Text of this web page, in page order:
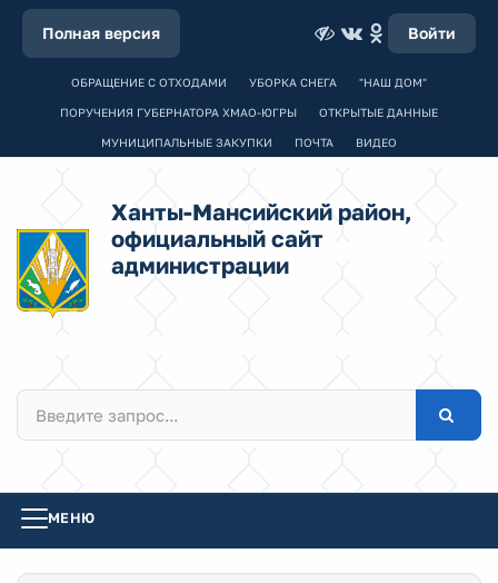
Полная версия Войти
ОБРАЩЕНИЕ С ОТХОДАМИ УБОРКА СНЕГА "НАШ ДОМ"
ПОРУЧЕНИЯ ГУБЕРНАТОРА ХМАО-ЮГРЫ ОТКРЫТЫЕ ДАННЫЕ
МУНИЦИПАЛЬНЫЕ ЗАКУПКИ ПОЧТА ВИДЕО
Ханты-Мансийский район,
официальный сайт
администрации
МЕНЮ